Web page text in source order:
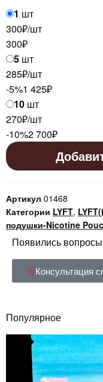
1 шт
300₽/шт
300₽
5 шт
285₽/шт
-5%1 425₽
10 шт
270₽/шт
-10%2 700₽
Артикул 01468
Категории LYFT,
подушки-Nicotine
Появились
Консультация
Популярное